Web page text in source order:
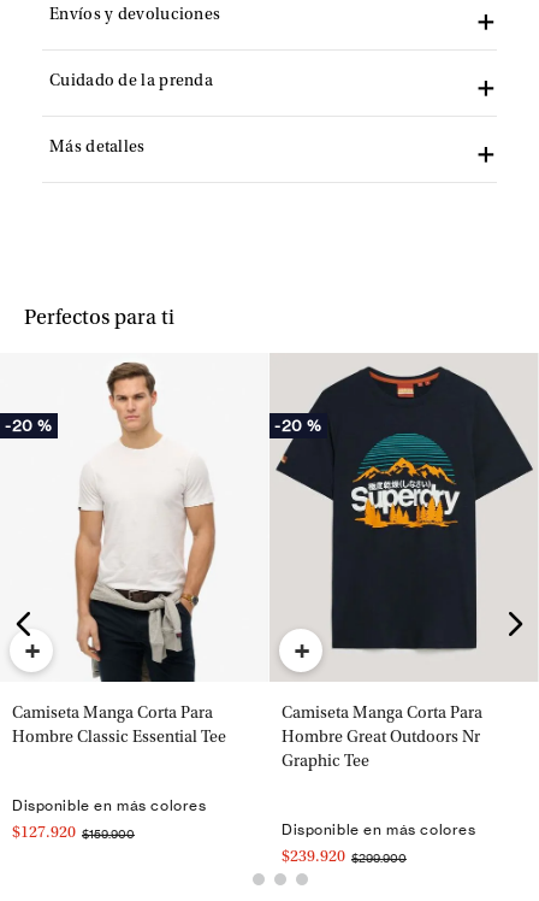
Envíos y devoluciones
Cuidado de la prenda
Más detalles
Perfectos para ti
-20 %
+
Camiseta Manga Corta Para
Hombre Classic Essential Tee
Disponible en más colores
$127.920 $159.900
-20 %
+
Camiseta Manga Corta Para
Hombre Great Outdoors Nr
Graphic Tee
Disponible en más colores
$239.920 $299.900